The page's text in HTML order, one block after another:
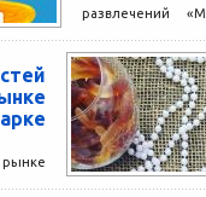
развлечений
в...